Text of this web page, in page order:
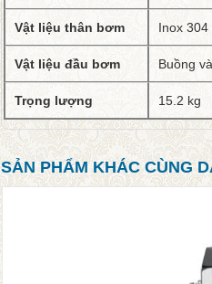
Vật liệu thân bơm Inox 304
Vật liệu đầu bơm Buồng
Trọng lượng 15.2 kg
SẢN PHẨM KHÁC CÙNG